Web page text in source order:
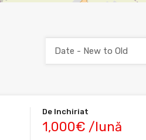
Date - New to Old
De Inchiriat
1,000€ /lună